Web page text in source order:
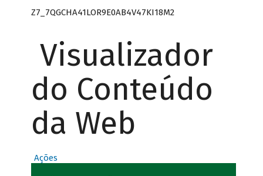
Z7_7QGCHA41LOR9E0AB4V47KI18M2
Visualizador
do Conteúdo
da Web
Ações